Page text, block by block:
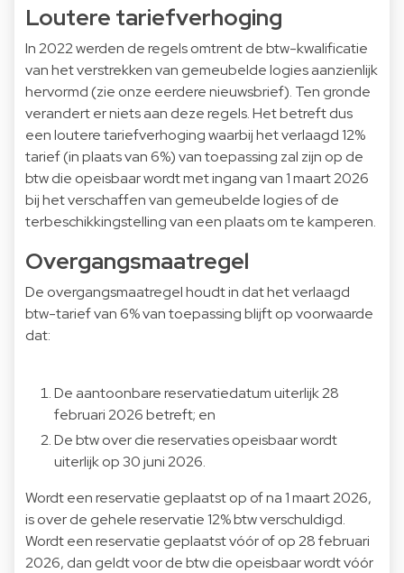
Loutere tariefverhoging
In 2022 werden de regels omtrent de btw-kwalificatie
van het verstrekken van gemeubelde logies aanzienlijk
hervormd (zie onze eerderenieuwsbrief). Ten gronde
verandert er niets aan deze regels. Het betreft dus
een loutere tariefverhoging waarbij het verlaagd 12%
tarief (in plaats van 6%) van toepassing zal zijn op de
btw die opeisbaar wordt met ingang van 1 maart 2026
bij het verschaffen van gemeubelde logies of de
terbeschikkingstelling van een plaats om te kamperen.
Overgangsmaatregel
De overgangsmaatregel houdt in dat het verlaagd
btw-tarief van 6% van toepassing blijft op voorwaarde
dat:
De aantoonbare reservatiedatum uiterlijk 28
februari 2026 betreft; en
De btw over die reservaties opeisbaar wordt
uiterlijk op 30 juni 2026.
Wordt een reservatie geplaatst op of na 1 maart 2026,
is over de gehele reservatie 12% btw verschuldigd.
Wordt een reservatie geplaatst vóór of op 28 februari
2026, dan geldt voor de btw die opeisbaar wordt vóór